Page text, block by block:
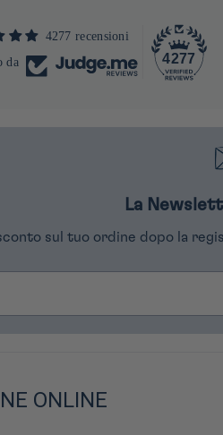
4277 recensioni
da
4277
La
sul tuo ordine dopo la
ONLINE